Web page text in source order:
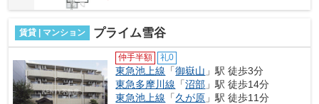
賃貸 | マンション プライム雪谷
仲手半額 礼0
東急池上線 「御嶽山 」駅 徒歩3分
東急多摩川線 「沼部 」駅 徒歩14分
東急池上線 「久が原 」駅 徒歩11分